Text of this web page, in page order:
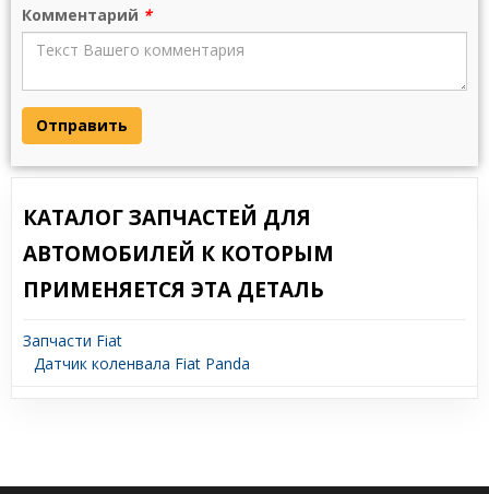
Комментарий *
Отправить
КАТАЛОГ ЗАПЧАСТЕЙ ДЛЯ
АВТОМОБИЛЕЙ К КОТОРЫМ
ПРИМЕНЯЕТСЯ ЭТА ДЕТАЛЬ
Запчасти Fiat
Датчик коленвала Fiat Panda